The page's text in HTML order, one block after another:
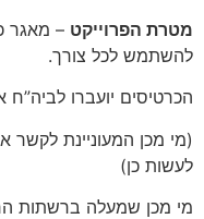
מטרת הפרוייקט – מאגר
להשתמש לכל צורך.
הכרטיסים יועברו
(מי מכן המעוניינת לקשר
לעשות כן)
מי מכן שמעלה ברשתות